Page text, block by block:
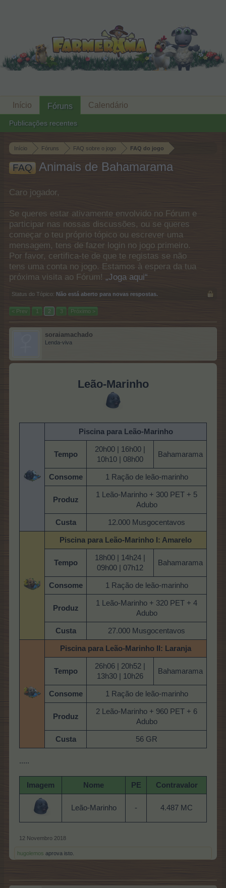
Início Fóruns FAQ sobre o jogo FAQ do jogo
FAQ Animais de Bahamarama
Caro jogador,
Se queres estar ativamente envolvido no Fórum e
participar nas nossas discussões, ou se queres
começar o teu próprio tópico ou escrever uma
mensagem, tens de fazer login no jogo primeiro.
Por favor, certifica-te de que te registas se não
tens uma conta no jogo. Estamos à espera da tua
próxima visita ao Fórum! „Joga aqui“
Status do Tópico: Não está aberto para novas respostas.
< Prev 1 2 3 Próximo >
soraiamachado
Lenda-viva
Leão-Marinho
Piscina para Leão-Marinho
Tempo
20h00 | 16h00 |
10h10 | 08h00
Bahamarama
Consome 1 Ração de leão-marinho
Produz
1 Leão-Marinho + 300 PET + 5
Adubo
Custa 12.000 Musgocentavos
Piscina para Leão-Marinho I: Amarelo
Tempo
18h00 | 14h24 |
09h00 | 07h12
Bahamarama
Consome 1 Ração de leão-marinho
Produz
1 Leão-Marinho + 320 PET + 4
Adubo
Custa 27.000 Musgocentavos
Piscina para Leão-Marinho II: Laranja
Tempo
26h06 | 20h52 |
13h30 | 10h26
Bahamarama
Consome 1 Ração de leão-marinho
Produz
2 Leão-Marinho + 960 PET + 6
Adubo
Custa 56 GR
.....
Imagem Nome PE Contravalor
Leão-Marinho - 4.487 MC
12 Novembro 2018
hugolemos aprova isto.
Início Fóruns
Publicações recentes
Calendário